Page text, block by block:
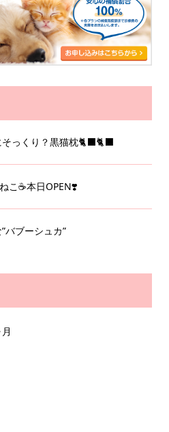
っくり？黒猫枕🐈‍⬛🐈‍⬛
こ☕️本日OPEN❣️
バブーシュカ”